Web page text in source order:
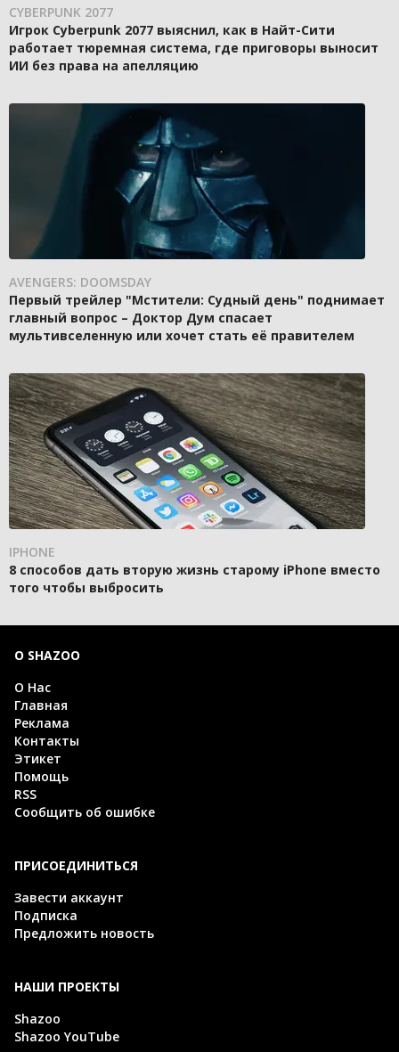
CYBERPUNK 2077
Игрок Cyberpunk 2077 выяснил, как в Найт-Сити
работает тюремная система, где приговоры выносит
ИИ без права на апелляцию
AVENGERS: DOOMSDAY
Первый трейлер "Мстители: Судный день" поднимает
главный вопрос – Доктор Дум спасает
мультивселенную или хочет стать её правителем
IPHONE
8 способов дать вторую жизнь старому iPhone вместо
того чтобы выбросить
О SHAZOO
О Нас
Главная
Реклама
Контакты
Этикет
Помощь
RSS
Сообщить об ошибке
ПРИСОЕДИНИТЬСЯ
Завести аккаунт
Подписка
Предложить новость
НАШИ ПРОЕКТЫ
Shazoo
Shazoo YouTube